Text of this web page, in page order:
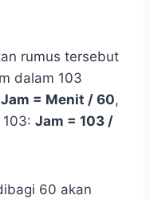
rumus tersebut
dalam 103
Jam = Menit / 60,
Jam = 103 /
60 akan